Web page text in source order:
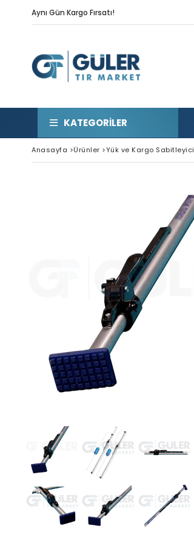
Aynı Gün Kargo Fırsatı!
KATEGORILER
Anasayfa >Ürünler >Yük ve Kargo Sabitleyici